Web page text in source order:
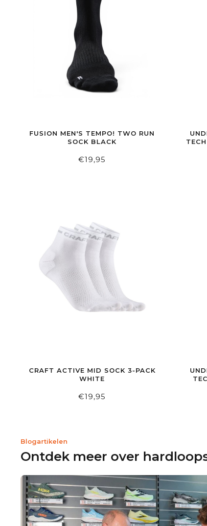
FUSION MEN'S TEMPO! TWO RUN
SOCK BLACK
€19,95
CRAFT ACTIVE MID SOCK 3-PACK
WHITE
€19,95
Blogartikelen
Ontdek meer over